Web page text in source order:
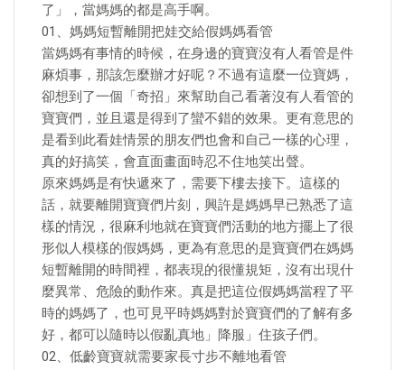
了」，當媽媽的都是高手啊。
01、媽媽短暫離開把娃交給假媽媽看管
當媽媽有事情的時候，在身邊的寶寶沒有人看管是件
麻煩事，那該怎麼辦才好呢？不過有這麼一位寶媽，
卻想到了一個「奇招」來幫助自己看著沒有人看管的
寶寶們，並且還是得到了蠻不錯的效果。更有意思的
是看到此看娃情景的朋友們也會和自己一樣的心理，
真的好搞笑，會直面畫面時忍不住地笑出聲。
原來媽媽是有快遞來了，需要下樓去接下。這樣的
話，就要離開寶寶們片刻，興許是媽媽早已熟悉了這
樣的情況，很麻利地就在寶寶們活動的地方擺上了很
形似人模樣的假媽媽，更為有意思的是寶寶們在媽媽
短暫離開的時間裡，都表現的很懂規矩，沒有出現什
麼異常、危險的動作來。真是把這位假媽媽當程了平
時的媽媽了，也可見平時媽媽對於寶寶們的了解有多
好，都可以隨時以假亂真地」降服」住孩子們。
02、低齡寶寶就需要家長寸步不離地看管